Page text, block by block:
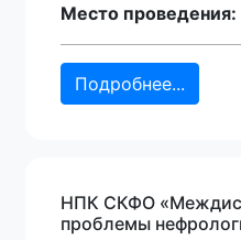
Место проведения:
Подробнее...
НПК СКФО
проблемы